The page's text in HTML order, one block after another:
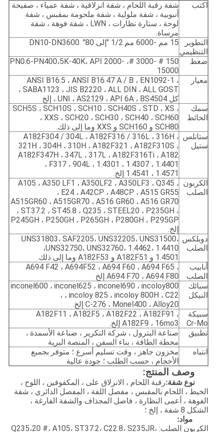
اكتب
شفة رقبة اللحام ، شفة انزلاقية ، شفة عمياء ، صفيحة
أنبوبية ، شفة ملولبة ، شفة ملحومة بمقبس ، شفة
لوحة ، ستارة نظارات ، LWN ، شفة فوهة ، شفة
مرساة.
التطوير
التنظيمي
15 مم -6000 مم.1/2 "إلى 80" .DN10-DN3600
ضغط
150 # -3000 #، PN0.6-PN400،5K-40K، API 2000-
15000
معيار
ANSI B16.5 ، ANSI B16.47 A / B ، EN1092-1 ،
SABA1123 ، JIS B2220 ، ALL DIN ، ALL GOST ،
كل UNI ، AS2129 ، API 6A ، BS4504 ، إلخ
سمك
الحائط
SCH5S ، SCH10S ، SCH10 ، SCH40S ، STD ، XS ،
XXS ، SCH20 ، SCH30 ، SCH40 ، SCH60 ،
SCH80 و SCH160 و XXS وما إلى ذلك.
ستانلس
ستيل
A182F304 / 304L ، A182F316 / 316L ، 316H ،
321H ، 304H ، 310H ، A182F321 ، A182F310S ،
A182F347H ، 347L ، 317L ، A182F316Ti ، A182
F317 ، 904L ، 1.4301 ، 1.4307 ، 1.4401 ،
1.4571 ، 1.4541 إلخ.
الكربون
الصلب
A105 ، A350 LF1 ، A350LF2 ، A350LF3 ، Q345 ،
E24 ، A42CP ، A48CP ، A515 GR55 ،
A515GR60 ، A515GR70 ، A516 GR60 ، A516 GR70
، ST37.2 ، ST45.8 ، Q235 ، STEEL20 ، P235GH ،
P245GH ، P250GH ، P265GH ، P280GH ، P295GP
إلخ.
دوبلكس
الصلب
UNS31803، SAF2205، UNS32205، UNS31500،
UNS32750، UNS32760، 1.4462، 1.4410،
1.4501 و A182F51 و A182F53 وما إلى ذلك.
أنابيب
الصلب
A694 F42 ، A694F52 ، A694 F60 ، A694 F65 ،
A694 F70 ، A694 F80 إلخ
سبائك
النيكل
inconel600 ، inconel625 ، inconel690 ، incoloy800
، incoloy 825 ، incoloy 800H ، C22 ،
C-276 ، Monel400 ، Alloy20 إلخ.
سبيكة
Cr-Mo
A182F11 ، A182F5 ، A182F22 ، A182F91 ،
A182F9 ، 16mo3 إلخ.
تطبيق
صناعة البترول ، شركة التكرير ، صناعة الأسمدة ،
محطة الطاقة ، بناء السفن ، المنصة البرية
انتباه
مخزون جاهز ، وقت تسليم أسرع ؛ متوفر بجميع
الأحجام ، حسب الطلب ؛ جودة عالية
وصف المنتج:
نوع شفة:رقبة اللحام ، الانزلاق على ، المكفوفين ، اللوح ،
الخيط ، اللحام بالمقبس ، مفصل اللفة ، المفصل الدائري ، شفة
الفوهة ، أعمى النظارة ، فاصل المجذاف والشفة الفارغة ،
الشكل 8 شفة ، إلخ ؛
مواد:
الكربون الصلب: Q235،20 #، A105، ST37.2، C22.8، S235JR،